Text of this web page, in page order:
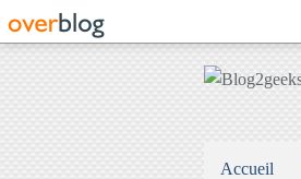
Accueil